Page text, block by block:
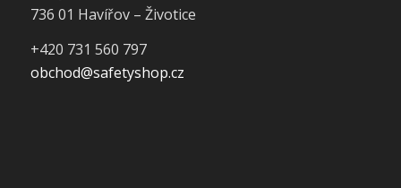
736 01 Havířov – Životice
+420 731 560 797
obchod@safetyshop.cz